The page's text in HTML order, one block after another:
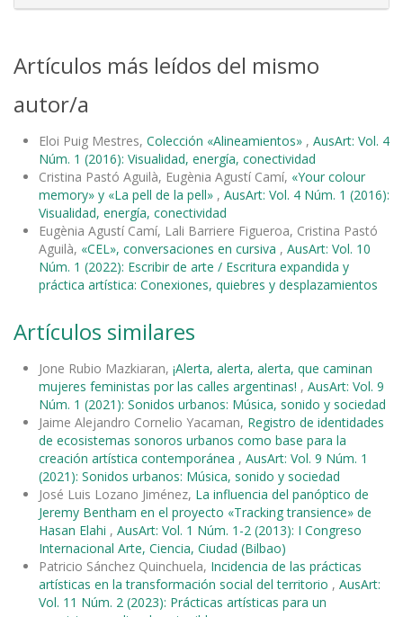
Artículos más leídos del mismo
autor/a
Eloi Puig Mestres, Colección «Alineamientos» , AusArt: Vol. 4
Núm. 1 (2016): Visualidad, energía, conectividad
Cristina Pastó Aguilà, Eugènia Agustí Camí, «Your colour
memory» y «La pell de la pell» , AusArt: Vol. 4 Núm. 1 (2016):
Visualidad, energía, conectividad
Eugènia Agustí Camí, Lali Barriere Figueroa, Cristina Pastó
Aguilà, «CEL», conversaciones en cursiva , AusArt: Vol. 10
Núm. 1 (2022): Escribir de arte / Escritura expandida y
práctica artística: Conexiones, quiebres y desplazamientos
Artículos similares
Jone Rubio Mazkiaran, ¡Alerta, alerta, alerta, que caminan
mujeres feministas por las calles argentinas! , AusArt: Vol. 9
Núm. 1 (2021): Sonidos urbanos: Música, sonido y sociedad
Jaime Alejandro Cornelio Yacaman, Registro de identidades
de ecosistemas sonoros urbanos como base para la
creación artística contemporánea , AusArt: Vol. 9 Núm. 1
(2021): Sonidos urbanos: Música, sonido y sociedad
José Luis Lozano Jiménez, La influencia del panóptico de
Jeremy Bentham en el proyecto «Tracking transience» de
Hasan Elahi , AusArt: Vol. 1 Núm. 1-2 (2013): I Congreso
Internacional Arte, Ciencia, Ciudad (Bilbao)
Patricio Sánchez Quinchuela, Incidencia de las prácticas
artísticas en la transformación social del territorio , AusArt:
Vol. 11 Núm. 2 (2023): Prácticas artísticas para un